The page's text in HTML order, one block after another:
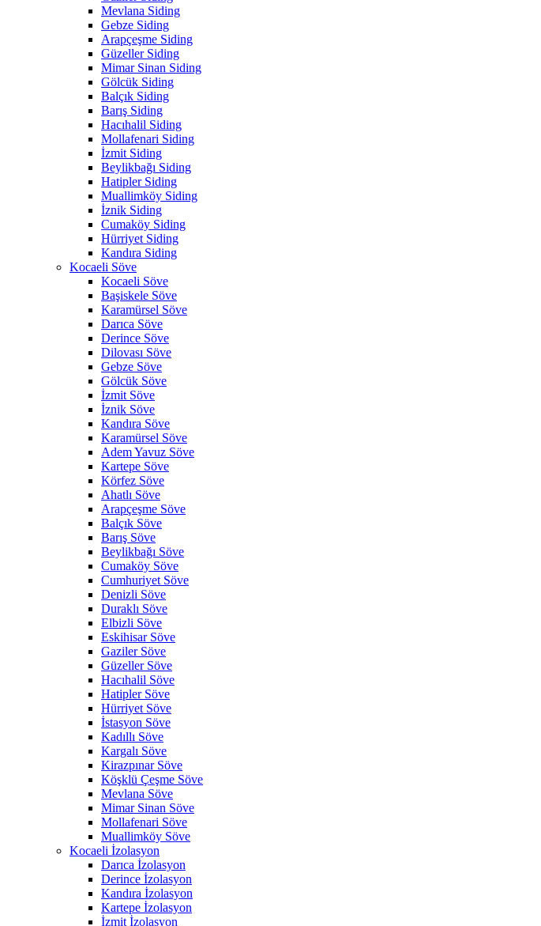
Mevlana Siding
Gebze Siding
Arapçeşme Siding
Güzeller Siding
Mimar Sinan Siding
Gölcük Siding
Balçık Siding
Barış Siding
Hacıhalil Siding
Mollafenari Siding
İzmit Siding
Beylikbağı Siding
Hatipler Siding
Muallimköy Siding
İznik Siding
Cumaköy Siding
Hürriyet Siding
Kandıra Siding
Kocaeli Söve
Kocaeli Söve
Başiskele Söve
Karamürsel Söve
Darıca Söve
Derince Söve
Dilovası Söve
Gebze Söve
Gölcük Söve
İzmit Söve
İznik Söve
Kandıra Söve
Karamürsel Söve
Adem Yavuz Söve
Kartepe Söve
Körfez Söve
Ahatlı Söve
Arapçeşme Söve
Balçık Söve
Barış Söve
Beylikbağı Söve
Cumaköy Söve
Cumhuriyet Söve
Denizli Söve
Duraklı Söve
Elbizli Söve
Eskihisar Söve
Gaziler Söve
Güzeller Söve
Hacıhalil Söve
Hatipler Söve
Hürriyet Söve
İstasyon Söve
Kadıllı Söve
Kargalı Söve
Kirazpınar Söve
Köşklü Çeşme Söve
Mevlana Söve
Mimar Sinan Söve
Mollafenari Söve
Muallimköy Söve
Kocaeli İzolasyon
Darıca İzolasyon
Derince İzolasyon
Kandıra İzolasyon
Kartepe İzolasyon
İzmit İzolasyon